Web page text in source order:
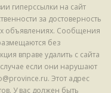
гиперссылки на сайт
за достоверность
объявлениях. Сообщения
без
вправе удалить с сайта
если они нарушают
Этот адрес
У вас должен быть